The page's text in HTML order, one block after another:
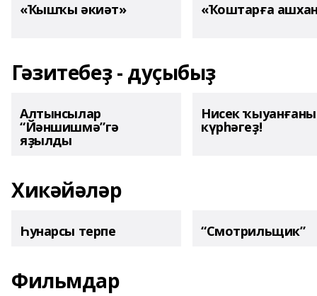
«Ҡышҡы әкиәт» «Ҡоштарға
Гәзитебеҙ - дуҫыбыҙ
Алтынсылар
“Йәншишмә”гә
яҙылды
Нисек
күрһәгеҙ!
Хикәйәләр
Һунарсы терпе “Смотрильщик”
Фильмдар